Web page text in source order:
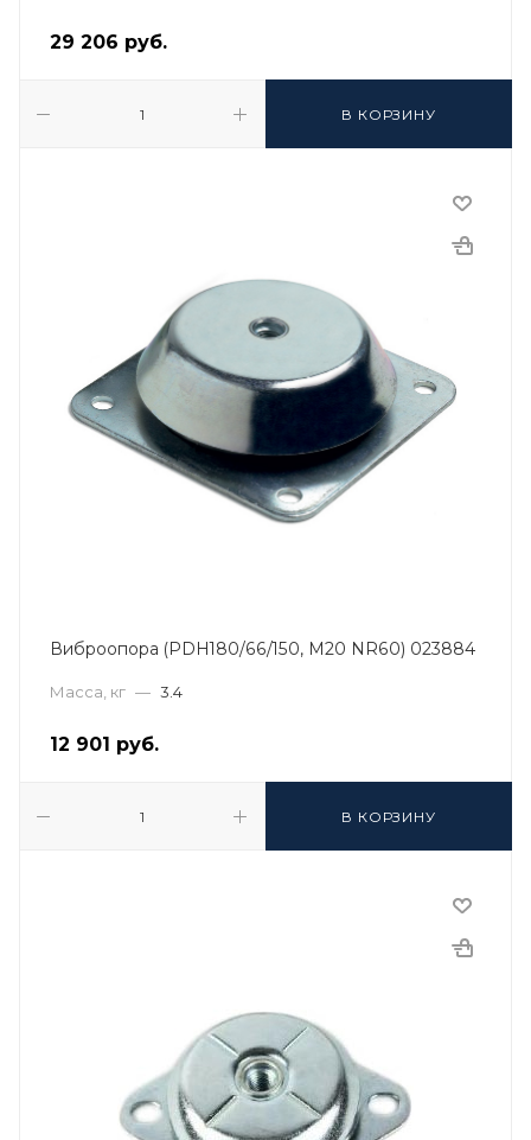
29 206 руб.
В КОРЗИНУ
Виброопора (PDH180/66/150, M20 NR60) 023884
Масса, кг — 3.4
12 901 руб.
В КОРЗИНУ